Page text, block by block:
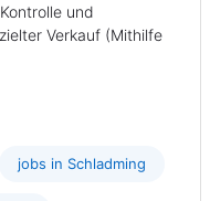
und
Verkauf (Mithilfe
jobs in Schladming